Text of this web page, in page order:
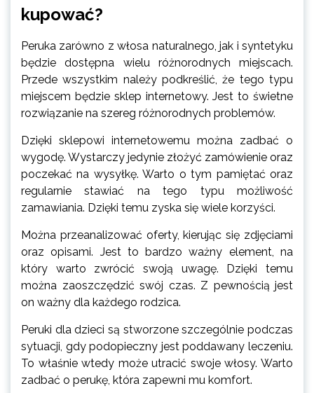
kupować?
Peruka zarówno z włosa naturalnego, jak i syntetyku
będzie dostępna wielu różnorodnych miejscach.
Przede wszystkim należy podkreślić, że tego typu
miejscem będzie sklep internetowy. Jest to świetne
rozwiązanie na szereg różnorodnych problemów.
Dzięki sklepowi internetowemu można zadbać o
wygodę. Wystarczy jedynie złożyć zamówienie oraz
poczekać na wysyłkę. Warto o tym pamiętać oraz
regularnie stawiać na tego typu możliwość
zamawiania. Dzięki temu zyska się wiele korzyści.
Można przeanalizować oferty, kierując się zdjęciami
oraz opisami. Jest to bardzo ważny element, na
który warto zwrócić swoją uwagę. Dzięki temu
można zaoszczędzić swój czas. Z pewnością jest
on ważny dla każdego rodzica.
Peruki dla dzieci są stworzone szczególnie podczas
sytuacji, gdy podopieczny jest poddawany leczeniu.
To właśnie wtedy może utracić swoje włosy. Warto
zadbać o perukę, która zapewni mu komfort.